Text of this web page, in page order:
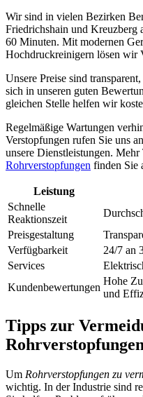
Wir sind in vielen Bezirken
Friedrichshain und Kreuzberg
60 Minuten. Mit modernen
Hochdruckreinigern lösen wir
Unsere Preise sind
sich in unseren guten
gleichen Stelle helfen wir
Regelmäßige Wartungen
Verstopfungen rufen Sie uns
unsere Dienstleistungen.
Rohrverstopfungen finden Sie
Leistung
Schnelle
Reaktionszeit
Preisgestaltung
Verfügbarkeit
24/7 an
Services
Kundenbewertungen
Hohe
und
Tipps zur
Um Rohrverstopfungen zu
wichtig. In der Industrie sind